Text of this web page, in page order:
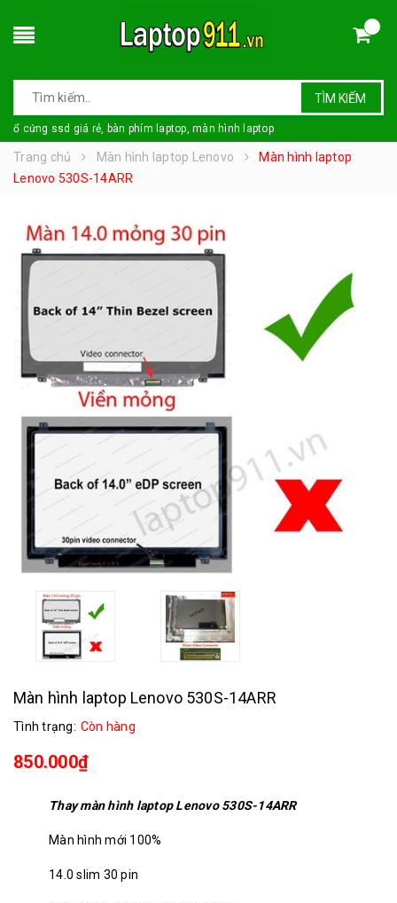
TÌM KIẾM
ổ cứng ssd giá rẻ, bàn phím laptop, màn hình laptop
Trang chủ Màn hình laptop Lenovo
Màn hình laptop
Lenovo 530S-14ARR
Màn hình laptop Lenovo 530S-14ARR
Tình trạng: Còn hàng
850.000₫
Thay màn hình laptop Lenovo 530S-14ARR
Màn hình mới 100%
14.0 slim 30 pin